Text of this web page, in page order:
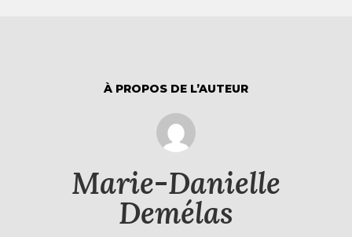
À PROPOS DE L’AUTEUR
Marie-Danielle
Demélas